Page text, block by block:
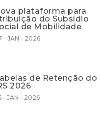
plataforma para
do Subsídio
de Mobilidade
- JAN - 2026
de Retenção do
2026
- JAN - 2026